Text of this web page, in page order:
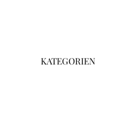
KATEGORIEN